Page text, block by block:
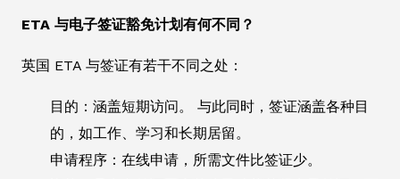
ETA 与电子签证豁免计划有何不同？
英国 ETA 与签证有若干不同之处：
目的：涵盖短期访问。 与此同时，签证涵盖各种目
的，如工作、学习和长期居留。
申请程序：在线申请，所需文件比签证少。